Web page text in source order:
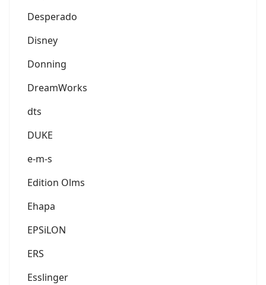
Desperado
Disney
Donning
DreamWorks
dts
DUKE
e-m-s
Edition Olms
Ehapa
EPSiLON
ERS
Esslinger